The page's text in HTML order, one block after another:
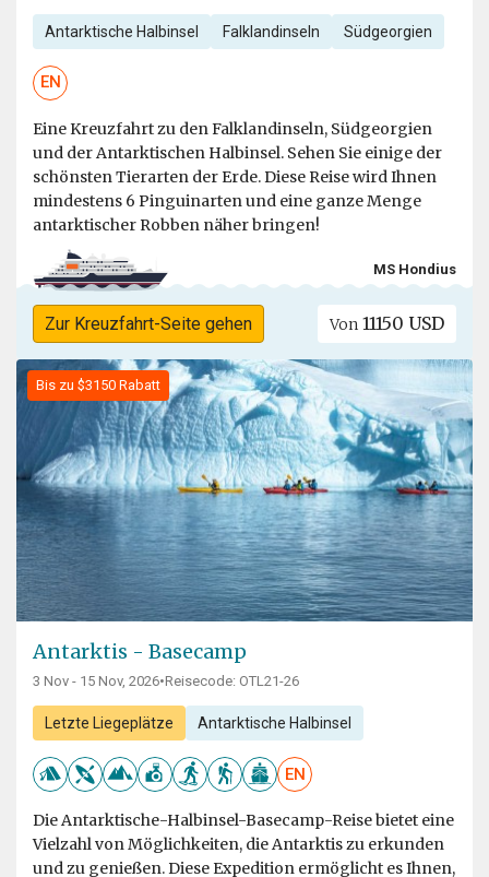
Antarktische Halbinsel Falklandinseln Südgeorgien
EN
Eine Kreuzfahrt zu den Falklandinseln, Südgeorgien
und der Antarktischen Halbinsel. Sehen Sie einige der
schönsten Tierarten der Erde. Diese Reise wird Ihnen
mindestens 6 Pinguinarten und eine ganze Menge
antarktischer Robben näher bringen!
MS Hondius
Zur Kreuzfahrt-Seite gehen Von 11150 USD
Bis zu $3150 Rabatt
Antarktis - Basecamp
3 Nov - 15 Nov, 2026•Reisecode: OTL21-26
Letzte Liegeplätze Antarktische Halbinsel
EN
Die Antarktische-Halbinsel-Basecamp-Reise bietet eine
Vielzahl von Möglichkeiten, die Antarktis zu erkunden
und zu genießen. Diese Expedition ermöglicht es Ihnen,